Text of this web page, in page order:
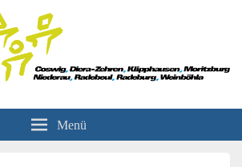
für Demokratie
Menü